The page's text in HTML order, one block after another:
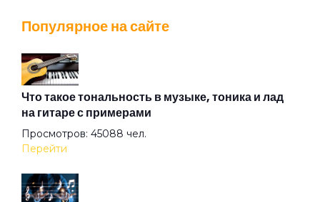
Краски
Кто кроме тебя
Мертвая зона
Популярное на сайте
Что такое тональность в музыке, тоника и лад
на гитаре с примерами
Просмотров: 45088 чел.
Перейти